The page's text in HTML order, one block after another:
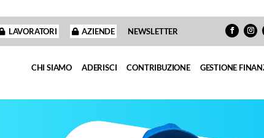
LAVORATORI AZIENDE NEWSLETTER
CHI SIAMO ADERISCI CONTRIBUZIONE GESTIONE